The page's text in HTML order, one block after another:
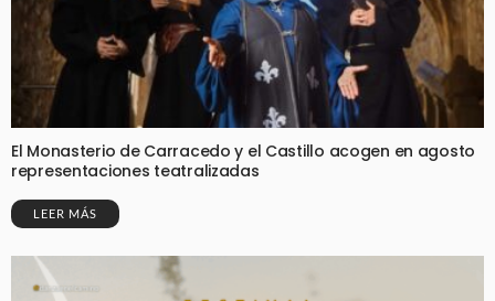
El Monasterio de Carracedo y el Castillo acogen en agosto
representaciones teatralizadas
LEER MÁS